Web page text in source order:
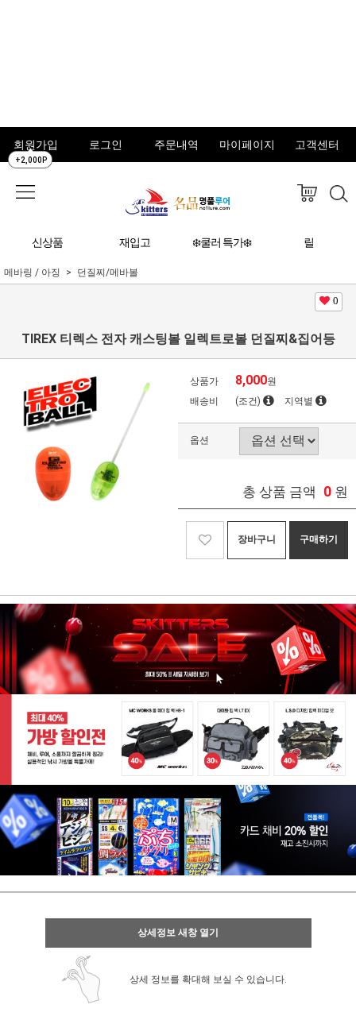
회원가입
+2,000P
로그인 주문내역 마이페이지 고객센터
신상품 재입고 ❄️쿨러 특가❄️ 릴
메바링 / 아징 던질찌/메바볼
0
TIREX 티렉스 전자 캐스팅볼 일렉트로볼 던질찌&집어등
상품가 8,000원
배송비
(조건) 지역별
옵션
총 상품 금액 0 원
장바구니 구매하기
상세정보 새창 열기
상세 정보를 확대해 보실 수 있습니다.